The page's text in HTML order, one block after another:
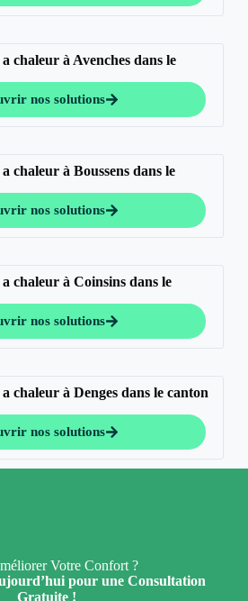
chaleur à Avenches dans le
nos solutions
chaleur à Boussens dans le
nos solutions
chaleur à Coinsins dans le
nos solutions
chaleur à Denges dans le canton
nos solutions
Votre Confort ?
pour une Consultation
Gratuite !